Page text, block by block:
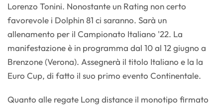
Lorenzo Tonini. Nonostante un Rating non certo
favorevole i Dolphin 81 ci saranno. Sarà un
allenamento per il Campionato Italiano '22. La
manifestazione è in programma dal 10 al 12 giugno a
Brenzone (Verona). Assegnerà il titolo Italiano e la la
Euro Cup, di fatto il suo primo evento Continentale.
Quanto alle regate Long distance il monotipo firmato